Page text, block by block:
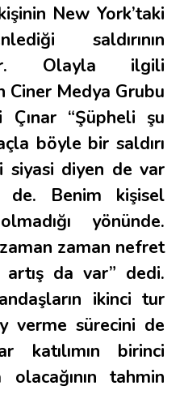
New York’taki
saldırının
Olayla ilgili
Ciner Medya Grubu
“Şüpheli şu
böyle bir saldırı
diyen de var
Benim kişisel
yönünde.
zaman nefret
da var” dedi.
ikinci tur
verme sürecini de
katılımın birinci
tahmin